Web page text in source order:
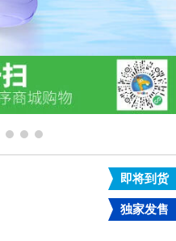
即将到货
独家发售